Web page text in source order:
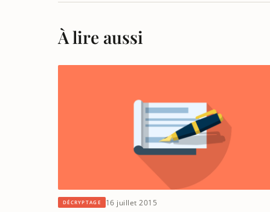
À lire aussi
DÉCRYPTAGE 16 juillet 2015